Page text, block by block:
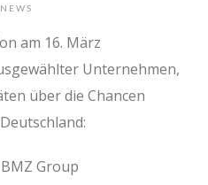
NEWS
am 16. März
Unternehmen,
über die Chancen
Group